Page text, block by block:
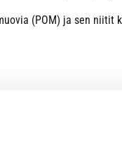
(POM) ja sen